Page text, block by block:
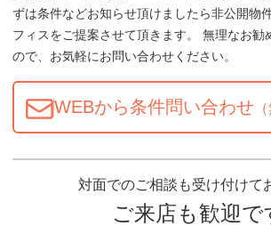
ずは条件などお知らせ頂けましたら非公開物
フィスをご提案させて頂きます。 無理なお勧
ので、お気軽にお問い合わせください。
WEBから条件問い合わせ
対面でのご相談も受け付けて
ご来店も歓迎で